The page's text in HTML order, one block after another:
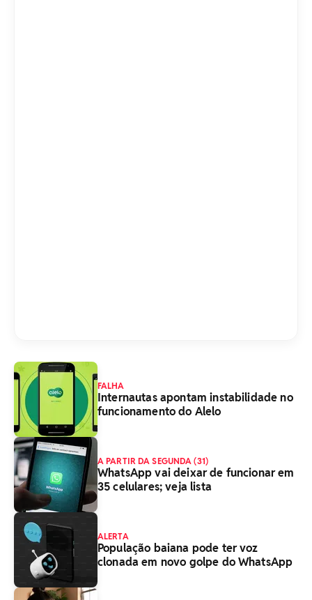
FALHA
Internautas apontam instabilidade no
funcionamento do Alelo
A PARTIR DA SEGUNDA (31)
WhatsApp vai deixar de funcionar em
35 celulares; veja lista
ALERTA
População baiana pode ter voz
clonada em novo golpe do WhatsApp